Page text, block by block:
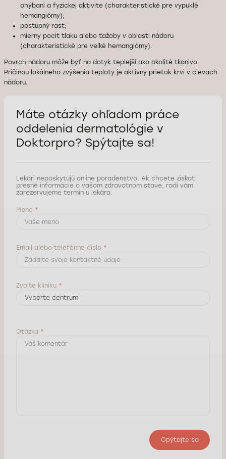
ohýbaní a fyzickej aktivite (charakteristické pre vypuklé
hemangiómy);
postupný rast;
mierny pocit tlaku alebo ťažoby v oblasti nádoru
(charakteristické pre veľké hemangiómy).
Povrch nádoru môže byť na dotyk teplejší ako okolité tkanivo.
Príčinou lokálneho zvýšenia teploty je aktívny prietok krvi v cievach
nádoru.
Máte otázky ohľadom práce
oddelenia dermatológie v
Doktorpro? Spýtajte sa!
Lekári neposkytujú online poradenstvo. Ak chcete získať
presné informácie o vašom zdravotnom stave, radi vám
zarezervujeme termín u lekára.
Meno *
Email alebo telefónne číslo *
Zvoľte kliniku *
Otázka *
Opýtajte sa